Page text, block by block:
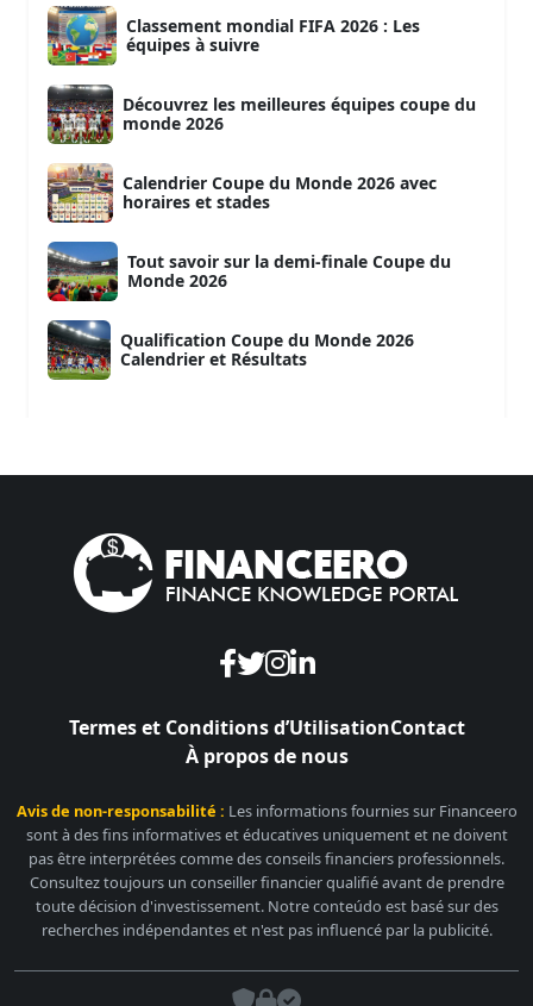
Classement mondial FIFA 2026 : Les
équipes à suivre
Découvrez les meilleures équipes coupe du
monde 2026
Calendrier Coupe du Monde 2026 avec
horaires et stades
Tout savoir sur la demi-finale Coupe du
Monde 2026
Qualification Coupe du Monde 2026
Calendrier et Résultats
Termes et Conditions d’UtilisationContact
À propos de nous
Avis de non-responsabilité : Les informations fournies sur Financeero
sont à des fins informatives et éducatives uniquement et ne doivent
pas être interprétées comme des conseils financiers professionnels.
Consultez toujours un conseiller financier qualifié avant de prendre
toute décision d'investissement. Notre conteúdo est basé sur des
recherches indépendantes et n'est pas influencé par la publicité.